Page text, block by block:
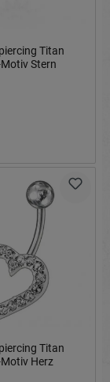
Titan
Stern
Titan
Herz